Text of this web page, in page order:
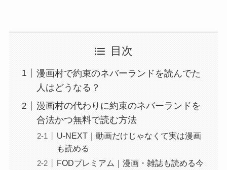
目次
漫画村で約束のネバーランドを読んでた
人はどうなる？
漫画村の代わりに約束のネバーランドを
合法かつ無料で読む方法
U-NEXT｜動画だけじゃなくて実は漫画
も読める
FODプレミアム｜漫画・雑誌も読める今